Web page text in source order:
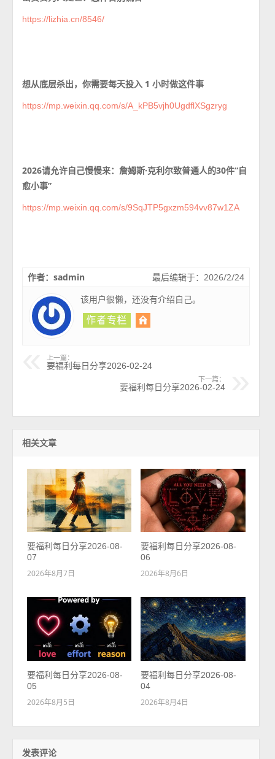
https://lizhia.cn/8546/
想从底层杀出，你需要每天投入 1 小时做这件事
https://mp.weixin.qq.com/s/A_kPB5vjh0UgdflXSgzryg
2026请允许自己慢慢来：詹姆斯·克利尔致普通人的30件“自
愈小事”
https://mp.weixin.qq.com/s/9SqJTP5gxzm594vv87w1ZA
最后编辑于：2026/2/24
作者：sadmin
该用户很懒，还没有介绍自己。
上一篇：
要福利每日分享2026-02-24
下一篇：
要福利每日分享2026-02-24
相关文章
要福利每日分享2026-08-
07
2026年8月7日
要福利每日分享2026-08-
06
2026年8月6日
要福利每日分享2026-08-
05
2026年8月5日
要福利每日分享2026-08-
04
2026年8月4日
发表评论